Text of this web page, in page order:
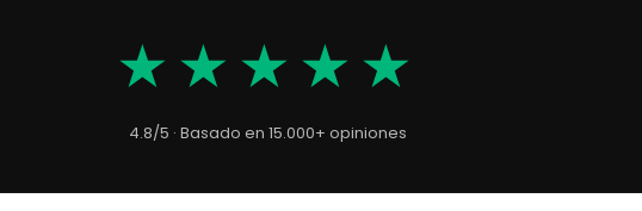
★★★★★
4.8/5 · Basado en 15.000+ opiniones